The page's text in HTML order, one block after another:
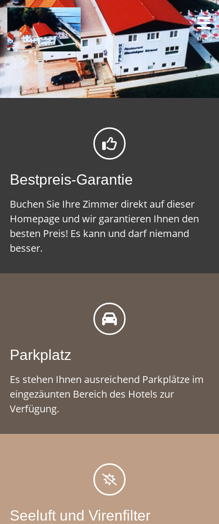
MENÜ
Bestpreis-Garantie
Buchen Sie Ihre Zimmer direkt auf dieser
Homepage und wir garantieren Ihnen den
besten Preis! Es kann und darf niemand
besser.
Parkplatz
Es stehen Ihnen ausreichend Parkplätze im
eingezäunten Bereich des Hotels zur
Verfügung.
Seeluft und Virenfilter